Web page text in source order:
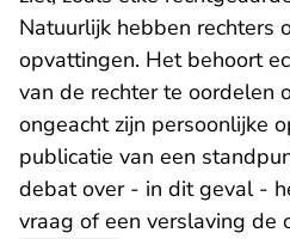
Natuurlijk hebben rechters
opvattingen. Het behoort
van de rechter te oordelen
ongeacht zijn persoonlijke
publicatie van een
debat over - in dit geval -
vraag of een verslaving de